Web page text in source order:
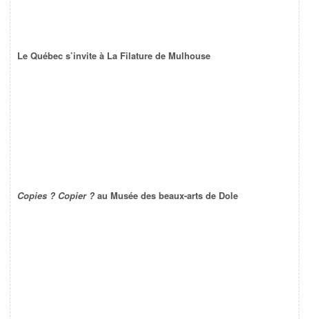
Le Québec s’invite à La Filature de Mulhouse
Copies ? Copier ? au Musée des beaux-arts de Dole